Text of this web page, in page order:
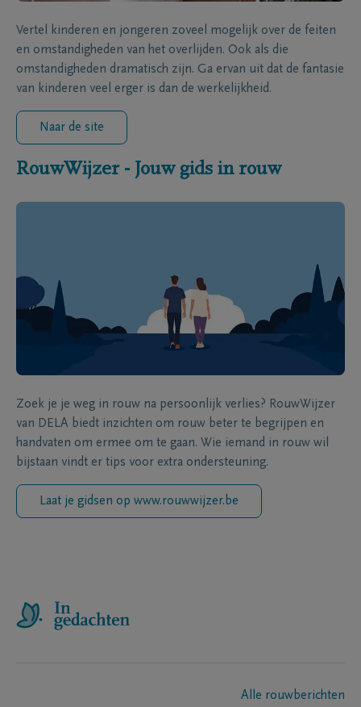
Vertel kinderen en jongeren zoveel mogelijk over de feiten
en omstandigheden van het overlijden. Ook als die
omstandigheden dramatisch zijn. Ga ervan uit dat de fantasie
van kinderen veel erger is dan de werkelijkheid.
Naar de site
RouwWijzer - Jouw gids in rouw
Zoek je je weg in rouw na persoonlijk verlies? RouwWijzer
van DELA biedt inzichten om rouw beter te begrijpen en
handvaten om ermee om te gaan. Wie iemand in rouw wil
bijstaan vindt er tips voor extra ondersteuning.
Laat je gidsen op www.rouwwijzer.be
Alle rouwberichten